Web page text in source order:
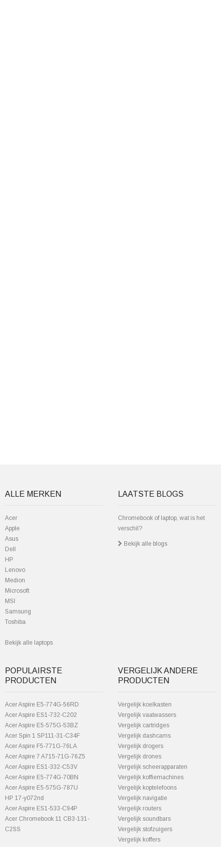
ALLE MERKEN
Acer
Apple
Asus
Dell
HP
Lenovo
Medion
Microsoft
MSI
Samsung
Toshiba
Bekijk alle laptops
LAATSTE BLOGS
Chromebook of laptop, wat is het
verschil?
Bekijk alle blogs
POPULAIRSTE
PRODUCTEN
Acer Aspire E5-774G-56RD
Acer Aspire ES1-732-C202
Acer Aspire E5-575G-53BZ
Acer Spin 1 SP111-31-C34F
Acer Aspire F5-771G-76LA
Acer Aspire 7 A715-71G-76Z5
Acer Aspire ES1-332-C53V
Acer Aspire E5-774G-70BN
Acer Aspire E5-575G-787U
HP 17-y072nd
Acer Aspire ES1-533-C94P
Acer Chromebook 11 CB3-131-
C2SS
VERGELIJK ANDERE
PRODUCTEN
Vergelijk koelkasten
Vergelijk vaatwassers
Vergelijk cartridges
Vergelijk dashcams
Vergelijk drogers
Vergelijk drones
Vergelijk scheerapparaten
Vergelijk koffiemachines
Vergelijk koptelefoons
Vergelijk navigatie
Vergelijk routers
Vergelijk soundbars
Vergelijk stofzuigers
Vergelijk koffers